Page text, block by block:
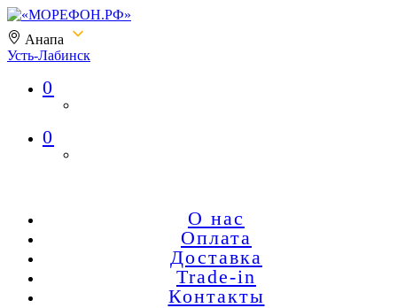
Анапа
Усть-Лабинск
«МОРЕФОН.РФ»
0
0
О нас
Оплата
Доставка
Trade-in
Контакты